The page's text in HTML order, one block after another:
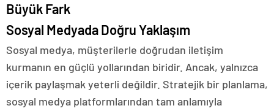
Büyük Fark
Sosyal Medyada Doğru Yaklaşım
Sosyal medya, müşterilerle doğrudan iletişim
kurmanın en güçlü yollarından biridir. Ancak, yalnızca
içerik paylaşmak yeterli değildir. Stratejik bir planlama,
sosyal medya platformlarından tam anlamıyla